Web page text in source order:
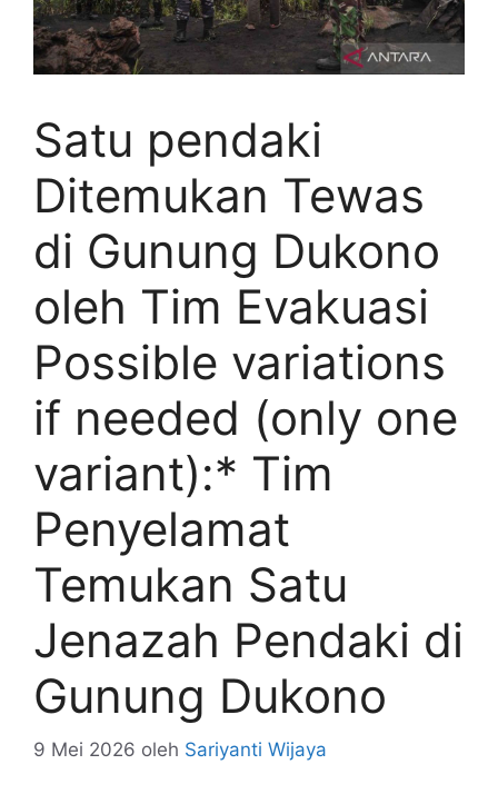
Satu pendaki
Ditemukan Tewas
di Gunung Dukono
oleh Tim Evakuasi
Possible variations
if needed (only one
variant):* Tim
Penyelamat
Temukan Satu
Jenazah Pendaki di
Gunung Dukono
9 Mei 2026 oleh Sariyanti Wijaya